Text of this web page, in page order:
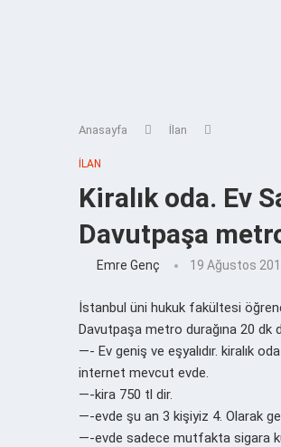
Anasayfa İlan
İLAN
Kiralık oda. Ev
Davutpaşa
Emre Genç 19 Ağustos
İstanbul üni hukuk fakültesi
Davutpaşa metro durağına 20 dk
—- Ev geniş ve eşyalıdır. kiralık
internet mevcut evde.
—-kira 750 tl dir.
—-evde şu an 3 kişiyiz 4. Olarak
—-evde sadece mutfakta sigara